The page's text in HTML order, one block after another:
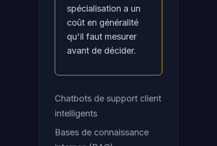
spécialisation a un
coût en généralité
qu'il faut mesurer
avant de décider.
Chatbots de support client
intelligents
Bases de connaissance